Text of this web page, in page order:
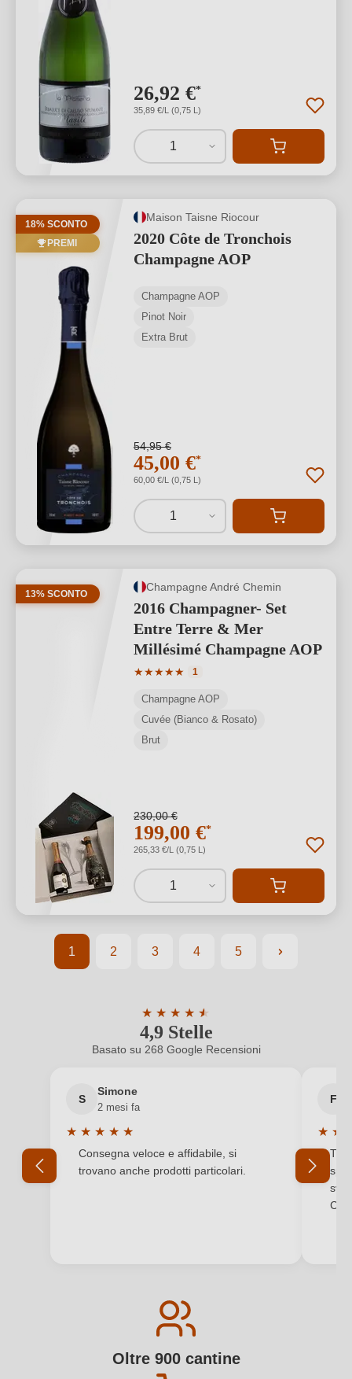
26,92 €*
35,89 €/L (0,75 L)
1
18% SCONTO
PREMI
Maison Taisne Riocour
2020 Côte de Tronchois
Champagne AOP
Champagne AOP
Pinot Noir
Extra Brut
54,95 €
45,00 €*
60,00 €/L (0,75 L)
1
13% SCONTO
Champagne André Chemin
2016 Champagner- Set
Entre Terre & Mer
Millésimé Champagne AOP
★★★★★
Valutazione media di 5 su 5 stelle
1
Champagne AOP
Cuvée (Bianco & Rosato)
Brut
230,00 €
199,00 €*
265,33 €/L (0,75 L)
1
Pagina
1
Pagina
2
Pagina
3
Pagina
4
Pagina
5
4,9 Stelle
★ ★ ★ ★ ★
★
Valutazione media di 4.9 su 5 stelle
Basato su 268 Google Recensioni
S
Simone
2 mesi fa
★ ★ ★ ★ ★
Valutazione media di 5 su 5 stelle
Consegna veloce e affidabile, si
trovano anche prodotti particolari.
F
★ ★
Oltre 900 cantine